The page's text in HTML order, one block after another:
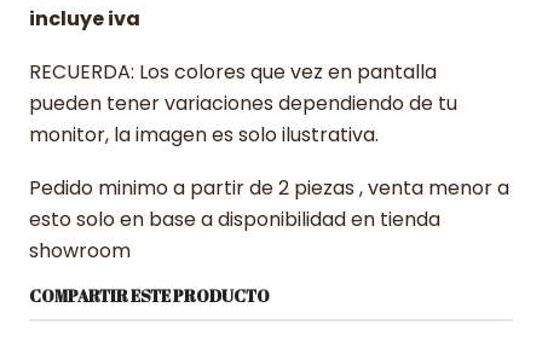
incluye iva
RECUERDA: Los colores que vez en pantalla
pueden tener variaciones dependiendo de tu
monitor, la imagen es solo ilustrativa.
Pedido minimo a partir de 2 piezas , venta menor a
esto solo en base a disponibilidad en tienda
showroom
COMPARTIR ESTE PRODUCTO